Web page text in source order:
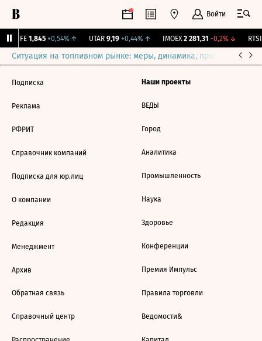
Войти
LIFE 1,845 +0,54%↑ UTAR 9,19 +0,44%↑ IMOEX 2 281,31 -0,2%↓ RTSI
Ситуация на топливном рынке: меры, динамика, прогнозы
Подписка
Реклама
РФРИТ
Справочник компаний
Подписка для юр.лиц
О компании
Редакция
Менеджмент
Архив
Обратная связь
Справочный центр
Наши проекты
ВЕДЫ
Город
Аналитика
Промышленность
Наука
Здоровье
Конференции
Премия Импульс
Правила торговли
Ведомости&